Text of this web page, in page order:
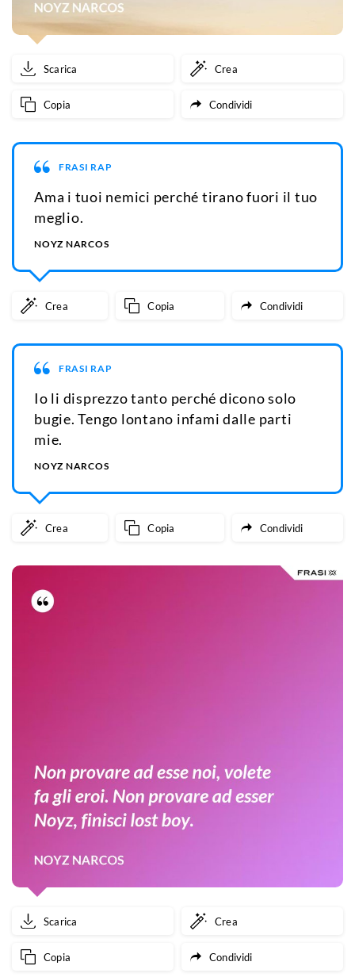
Scarica Crea
Copia Condividi
FRASI RAP
Ama i tuoi nemici perché tirano fuori il tuo
meglio.
NOYZ NARCOS
Crea Copia Condividi
FRASI RAP
Io li disprezzo tanto perché dicono solo
bugie. Tengo lontano infami dalle parti
mie.
NOYZ NARCOS
Crea Copia Condividi
Scarica Crea
Copia Condividi